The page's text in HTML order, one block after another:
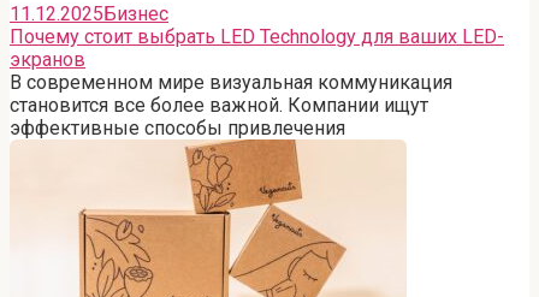
11.12.2025Бизнес
Почему стоит выбрать LED Technology для ваших LED-
экранов
В современном мире визуальная коммуникация
становится все более важной. Компании ищут
эффективные способы привлечения